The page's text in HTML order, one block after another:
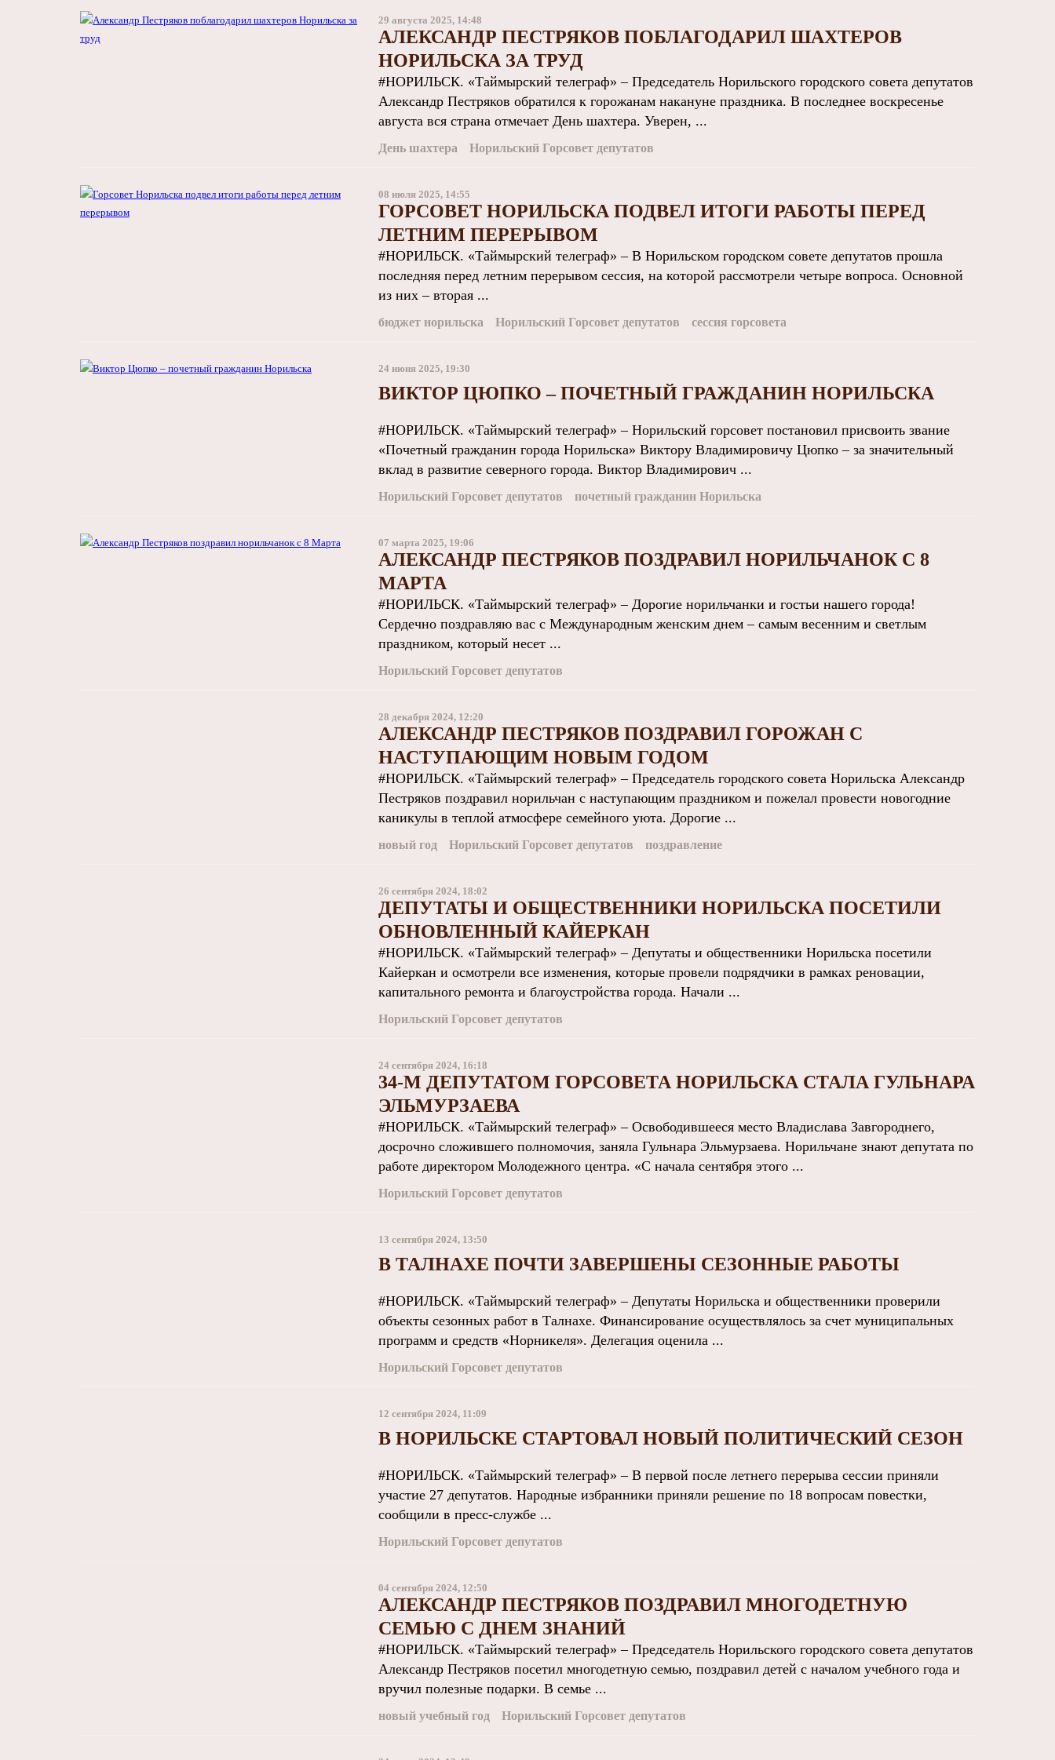
29 августа 2025, 14:48
АЛЕКСАНДР ПЕСТРЯКОВ ПОБЛАГОДАРИЛ ШАХТЕРОВ
НОРИЛЬСКА ЗА ТРУД
#НОРИЛЬСК. «Таймырский телеграф» – Председатель Норильского городского совета депутатов
Александр Пестряков обратился к горожанам накануне праздника. В последнее воскресенье
августа вся страна отмечает День шахтера. Уверен, ...
День шахтера Норильский Горсовет депутатов
08 июля 2025, 14:55
ГОРСОВЕТ НОРИЛЬСКА ПОДВЕЛ ИТОГИ РАБОТЫ ПЕРЕД
ЛЕТНИМ ПЕРЕРЫВОМ
#НОРИЛЬСК. «Таймырский телеграф» – В Норильском городском совете депутатов прошла
последняя перед летним перерывом сессия, на которой рассмотрели четыре вопроса. Основной
из них – вторая ...
бюджет норильска Норильский Горсовет депутатов сессия горсовета
24 июня 2025, 19:30
ВИКТОР ЦЮПКО – ПОЧЕТНЫЙ ГРАЖДАНИН НОРИЛЬСКА
#НОРИЛЬСК. «Таймырский телеграф» – Норильский горсовет постановил присвоить звание
«Почетный гражданин города Норильска» Виктору Владимировичу Цюпко – за значительный
вклад в развитие северного города. Виктор Владимирович ...
Норильский Горсовет депутатов почетный гражданин Норильска
07 марта 2025, 19:06
АЛЕКСАНДР ПЕСТРЯКОВ ПОЗДРАВИЛ НОРИЛЬЧАНОК С 8
МАРТА
#НОРИЛЬСК. «Таймырский телеграф» – Дорогие норильчанки и гостьи нашего города!
Сердечно поздравляю вас с Международным женским днем – самым весенним и светлым
праздником, который несет ...
Норильский Горсовет депутатов
28 декабря 2024, 12:20
АЛЕКСАНДР ПЕСТРЯКОВ ПОЗДРАВИЛ ГОРОЖАН С
НАСТУПАЮЩИМ НОВЫМ ГОДОМ
#НОРИЛЬСК. «Таймырский телеграф» – Председатель городского совета Норильска Александр
Пестряков поздравил норильчан с наступающим праздником и пожелал провести новогодние
каникулы в теплой атмосфере семейного уюта. Дорогие ...
новый год Норильский Горсовет депутатов поздравление
26 сентября 2024, 18:02
ДЕПУТАТЫ И ОБЩЕСТВЕННИКИ НОРИЛЬСКА ПОСЕТИЛИ
ОБНОВЛЕННЫЙ КАЙЕРКАН
#НОРИЛЬСК. «Таймырский телеграф» – Депутаты и общественники Норильска посетили
Кайеркан и осмотрели все изменения, которые провели подрядчики в рамках реновации,
капитального ремонта и благоустройства города. Начали ...
Норильский Горсовет депутатов
24 сентября 2024, 16:18
34-М ДЕПУТАТОМ ГОРСОВЕТА НОРИЛЬСКА СТАЛА ГУЛЬНАРА
ЭЛЬМУРЗАЕВА
#НОРИЛЬСК. «Таймырский телеграф» – Освободившееся место Владислава Завгороднего,
досрочно сложившего полномочия, заняла Гульнара Эльмурзаева. Норильчане знают депутата по
работе директором Молодежного центра. «С начала сентября этого ...
Норильский Горсовет депутатов
13 сентября 2024, 13:50
В ТАЛНАХЕ ПОЧТИ ЗАВЕРШЕНЫ СЕЗОННЫЕ РАБОТЫ
#НОРИЛЬСК. «Таймырский телеграф» – Депутаты Норильска и общественники проверили
объекты сезонных работ в Талнахе. Финансирование осуществлялось за счет муниципальных
программ и средств «Норникеля». Делегация оценила ...
Норильский Горсовет депутатов
12 сентября 2024, 11:09
В НОРИЛЬСКЕ СТАРТОВАЛ НОВЫЙ ПОЛИТИЧЕСКИЙ СЕЗОН
#НОРИЛЬСК. «Таймырский телеграф» – В первой после летнего перерыва сессии приняли
участие 27 депутатов. Народные избранники приняли решение по 18 вопросам повестки,
сообщили в пресс-службе ...
Норильский Горсовет депутатов
04 сентября 2024, 12:50
АЛЕКСАНДР ПЕСТРЯКОВ ПОЗДРАВИЛ МНОГОДЕТНУЮ
СЕМЬЮ С ДНЕМ ЗНАНИЙ
#НОРИЛЬСК. «Таймырский телеграф» – Председатель Норильского городского совета депутатов
Александр Пестряков посетил многодетную семью, поздравил детей с началом учебного года и
вручил полезные подарки. В семье ...
новый учебный год Норильский Горсовет депутатов